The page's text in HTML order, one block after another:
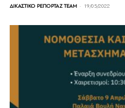
ΔΙΚΑΣΤΙΚΟ ΡΕΠΟΡΤΑΖ TEAM - 19/05/2022